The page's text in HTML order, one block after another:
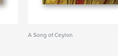
A Song of Ceylon